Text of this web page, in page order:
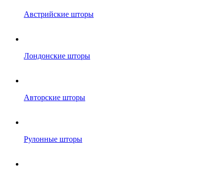
Австрийские шторы
Лондонские шторы
Авторские шторы
Рулонные шторы